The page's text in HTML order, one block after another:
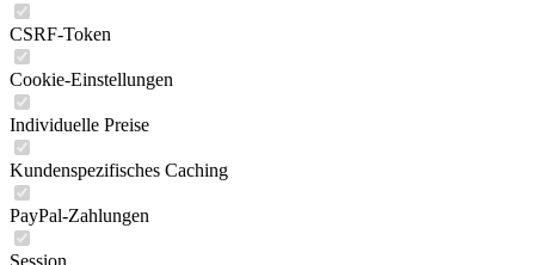
CSRF-Token
Cookie-Einstellungen
Individuelle Preise
Kundenspezifisches Caching
PayPal-Zahlungen
Session